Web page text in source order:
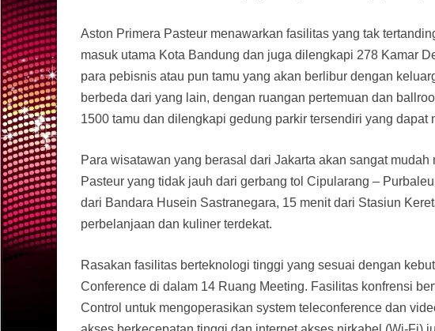
Aston Primera Pasteur menawarkan fasilitas yang tak
masuk utama Kota Bandung dan juga dilengkapi 278 Kamar
para pebisnis atau pun tamu yang akan berlibur dengan
berbeda dari yang lain, dengan ruangan pertemuan dan
1500 tamu dan dilengkapi gedung parkir tersendiri yang dapat
Para wisatawan yang berasal dari Jakarta akan sangat
Pasteur yang tidak jauh dari gerbang tol Cipularang –
dari Bandara Husein Sastranegara, 15 menit dari Stasiun
perbelanjaan dan kuliner terdekat.
Rasakan fasilitas berteknologi tinggi yang sesuai dengan
Conference di dalam 14 Ruang Meeting. Fasilitas konfrensi
Control untuk mengoperasikan system teleconference dan